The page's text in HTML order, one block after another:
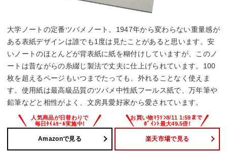
大学ノートの定番ツバメノート。1947年から変わらない重量感が
ある表紙デザインは誰でも1度は見たことがあると思います。安
いノートのほとんどが背表紙に紙を糊付けしていますが、このノ
ートは昔ながらの糸綴じ製法で丈夫に仕上げられています。100
枚を超えるページもいつまでたっても、外れることなく使えま
す。使用紙は最高級品質のツバメ中性紙フールス紙で、万年筆や
鉛筆などと相性がよく、文房具愛好家から愛されています。
Amazonで見る 楽天市場で見る